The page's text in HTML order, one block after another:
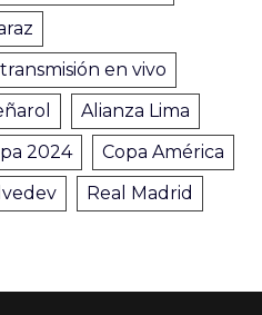
transmisión en vivo
Alianza Lima
2024
Copa América
Real Madrid